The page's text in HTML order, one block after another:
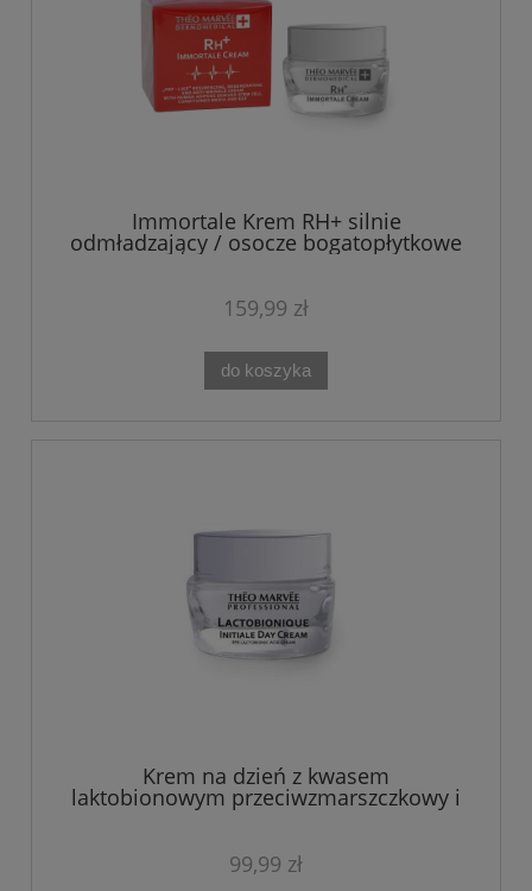
Immortale Krem RH+ silnie
odmładzający / osocze bogatopłytkowe
Theo Marvee 50 ml
159,99 zł
do koszyka
Krem na dzień z kwasem
laktobionowym przeciwzmarszczkowy i
regenerujący LACTOBIONIQUE 50ML The
99,99 zł